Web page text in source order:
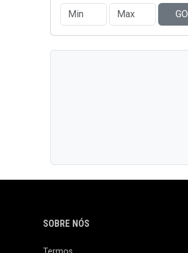
GO
SOBRE NÓS